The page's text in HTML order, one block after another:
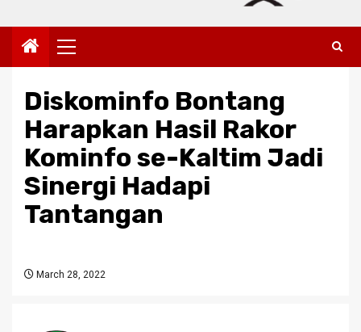
Primary
Menu
Diskominfo Bontang
Harapkan Hasil Rakor
Kominfo se-Kaltim Jadi
Sinergi Hadapi
Tantangan
March 28, 2022